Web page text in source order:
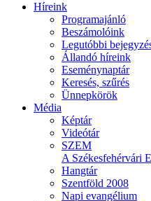
Híreink
Programajánló
Beszámolóink
Legutóbbi
Állandó híreink
Eseménynaptár
Keresés, szűrés
Ünnepkörök
Média
Képtár
Videótár
SZEM
A Székesfehérvári
Hangtár
Szentföld 2008
Napi evangélium